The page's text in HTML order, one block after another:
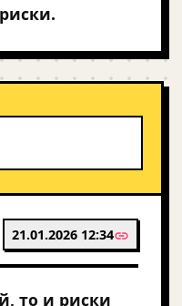
21.01.2026 12:34
то и риски